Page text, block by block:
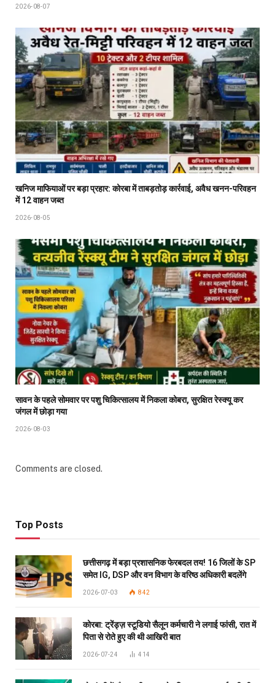
2026-08-07
खनिज माफियाओं पर बड़ा प्रहार: कोरबा में ताबड़तोड़ कार्रवाई, अवैध खनन-परिवहन
में 12 वाहन जब्त
2026-08-05
सावन के पहले सोमवार पर पशु चिकित्सालय में निकला कोबरा, सुरक्षित रेस्क्यू कर
जंगल में छोड़ा गया
2026-08-03
Comments are closed.
Top Posts
छत्तीसगढ़ में बड़ा प्रशासनिक फेरबदल तय! 16 जिलों के SP
समेत IG, DSP और वन विभाग के वरिष्ठ अधिकारी बदलेंगे
2026-07-03 842
कोरबा: ट्रेंड्ज़ स्टूडियो सैलून कर्मचारी ने लगाई फांसी, रात में
पिता से रोते हुए की थी आखिरी बात
2026-07-24 414